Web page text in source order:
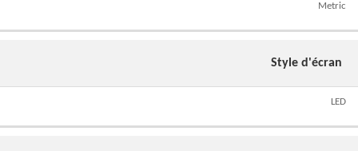
Metric
Style d'écran
LED